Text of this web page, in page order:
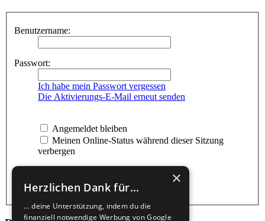
Benutzername:
Passwort:
Ich habe mein Passwort vergessen
Die Aktivierungs-E-Mail erneut senden
Angemeldet bleiben
Meinen Online-Status während dieser Sitzung
verbergen
×
Herzlichen Dank für...
... deine Unterstützung, indem du die
finanziell notwendige Werbung von Google